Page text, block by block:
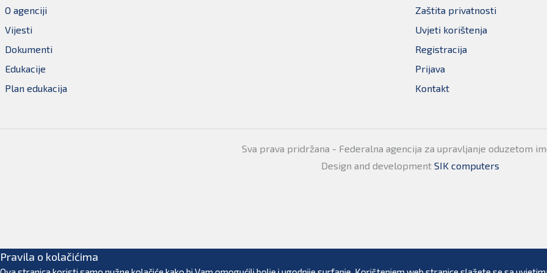
O agenciji
Vijesti
Dokumenti
Edukacije
Plan edukacija
Zaštita privatnosti
Uvjeti korištenja
Registracija
Prijava
Kontakt
Sva prava pridržana - Federalna agencija za upravljanje oduzetom
Design and development SIK computers
Pravila o kolačićima